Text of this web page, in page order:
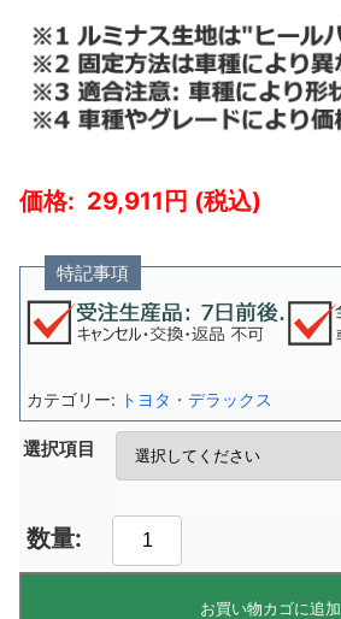
29,911
特記事項
選択項目
お買い物カゴに追加
カテゴリー: トヨタ・デラックス